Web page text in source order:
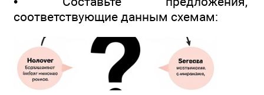
соответствующие данным схемам: